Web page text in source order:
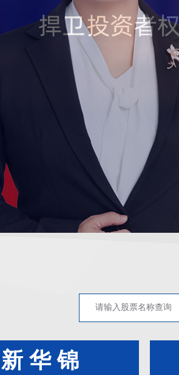
华锦